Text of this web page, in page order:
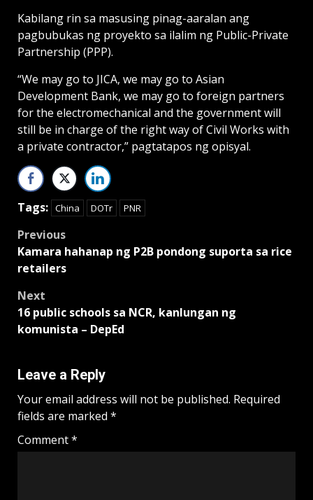
Kabilang rin sa masusing pinag-aaralan ang
pagbubukas ng proyekto sa ilalim ng Public-Private
Partnership (PPP).
“We may go to JICA, we may go to Asian
Development Bank, we may go to foreign partners
for the electromechanical and the government will
still be in charge of the right way of Civil Works with
a private contractor,” pagtatapos ng opisyal.
Tags: China DOTr PNR
Post
navigation
Previous
Kamara hahanap ng P2B pondong suporta sa rice
retailers
Next
16 public schools sa NCR, kanlungan ng
komunista – DepEd
Leave a Reply
Your email address will not be published. Required
fields are marked *
Comment*